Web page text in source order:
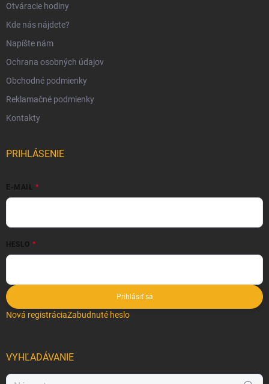
Otváracie hodiny
Kde nás nájdete?
Napíšte nám
Ochrana osobných údajov
Obchodné podmienky
Reklamačné podmienky
Kontakty
PRIHLÁSENIE
E-MAIL
HESLO
Prihlásiť sa
Nová registráciaZabudnuté heslo
VYHĽADÁVANIE